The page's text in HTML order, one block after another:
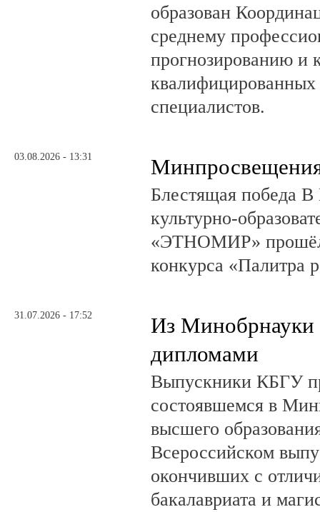
образован
среднему
прогнозированию и
квалифицированных
специалистов.
03.08.2026 - 13:31
Блестящая победа В
культурно-
«ЭТНОМИР» прошёл
конкурса «Палитра
31.07.2026 - 17:52
Из Минобрнауки
дипломами
Выпускники КБГУ
состоявшемся в
высшего
Всероссийском
окончивших с
бакалавриата и